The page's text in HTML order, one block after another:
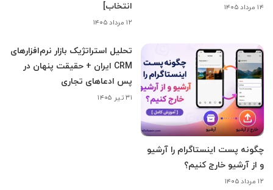
۱۴ مرداد ۱۴۰۵
انتخاب]
۱۲ مرداد ۱۴۰۵
چگونه پست اینستاگرام را آرشیو
و از آرشیو خارج کنیم؟
۱۲ مرداد ۱۴۰۵
تحلیل استراتژیک بازار نرم‌افزارهای
CRM ایران + حقیقت پنهان در
پس ادعاهای تجاری
۳۱ تیر ۱۴۰۵